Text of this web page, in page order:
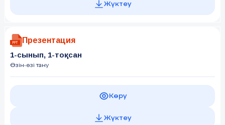
Жүктеу
Презентация
1-сынып, 1-тоқсан
Өзін-өзі тану
Көру
Жүктеу